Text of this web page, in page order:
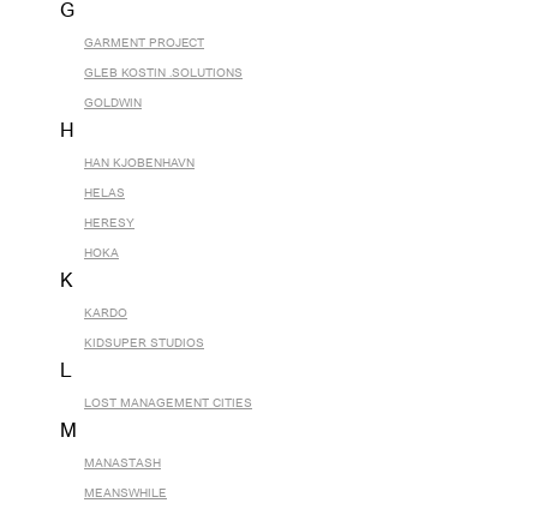
G
GARMENT PROJECT
GLEB KOSTIN .SOLUTIONS
GOLDWIN
H
HAN KJOBENHAVN
HELAS
HERESY
HOKA
K
KARDO
KIDSUPER STUDIOS
L
LOST MANAGEMENT CITIES
M
MANASTASH
MEANSWHILE